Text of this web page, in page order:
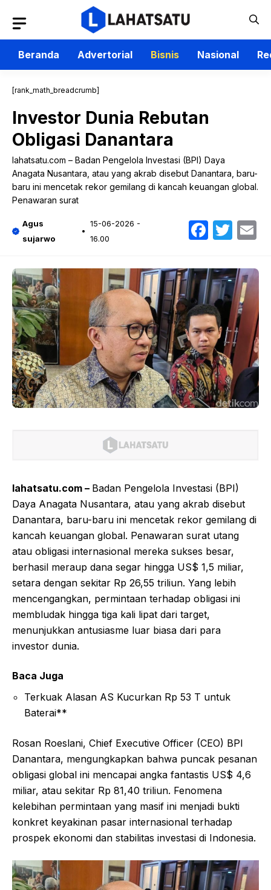
isi
Beranda
Advertorial Bisnis Nasional
[rank_math_breadcrumb]
Investor Dunia Rebutan
Obligasi Danantara
lahatsatu.com – Badan Pengelola Investasi (BPI) Daya
Anagata Nusantara, atau yang akrab disebut Danantara, baru-
baru ini mencetak rekor gemilang di kancah keuangan global.
Penawaran surat
Agus
sujarwo
15-06-2026 -
16.00
lahatsatu.com – Badan Pengelola Investasi (BPI)
Daya Anagata Nusantara, atau yang akrab disebut
Danantara, baru-baru ini mencetak rekor gemilang di
kancah keuangan global. Penawaran surat utang
atau obligasi internasional mereka sukses besar,
berhasil meraup dana segar hingga US$ 1,5 miliar,
setara dengan sekitar Rp 26,55 triliun. Yang lebih
mencengangkan, permintaan terhadap obligasi ini
membludak hingga tiga kali lipat dari target,
menunjukkan antusiasme luar biasa dari para
investor dunia.
Baca Juga
Terkuak Alasan AS Kucurkan Rp 53 T untuk
Baterai**
Rosan Roeslani, Chief Executive Officer (CEO) BPI
Danantara, mengungkapkan bahwa puncak pesanan
obligasi global ini mencapai angka fantastis US$ 4,6
miliar, atau sekitar Rp 81,40 triliun. Fenomena
kelebihan permintaan yang masif ini menjadi bukti
konkret keyakinan pasar internasional terhadap
prospek ekonomi dan stabilitas investasi di Indonesia.